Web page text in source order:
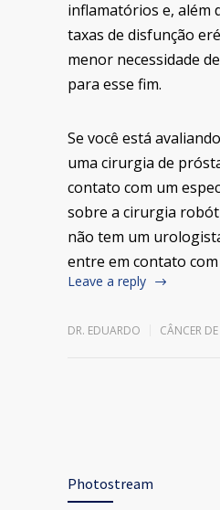
inflamatórios e, além
taxas de disfunção
menor necessidade
para esse fim.
Se você está
uma cirurgia de
contato com um
sobre a cirurgia
não tem um
entre em contato
Leave a reply
DR. EDUARDO CÂNCER
Photostream